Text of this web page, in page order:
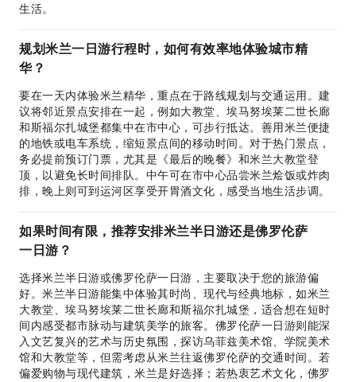
生活。
规划米兰一日游行程时，如何有效率地体验城市精
华？
要在一天内体验米兰精华，重点在于路线规划与交通运用。建
议将邻近景点安排在一起，例如大教堂、埃马努埃莱二世长廊
和斯福尔扎城堡都集中在市中心，可步行抵达。善用米兰便捷
的地铁或电车系统，缩短景点间的移动时间。对于热门景点，
务必提前预订门票，尤其是《最后的晚餐》和米兰大教堂登
顶，以避免长时间排队。中午可在市中心品尝米兰烩饭或炸肉
排，晚上则可到运河区享受开胃酒文化，感受当地生活步调。
如果时间有限，推荐安排米兰半日游还是佛罗伦萨
一日游？
选择米兰半日游或佛罗伦萨一日游，主要取决于您的旅游偏
好。米兰半日游能集中体验其时尚、现代与经典地标，如米兰
大教堂、埃马努埃莱二世长廊和斯福尔扎城堡，适合想在短时
间内感受都市脉动与建筑美学的旅客。佛罗伦萨一日游则能深
入文艺复兴的艺术与历史氛围，探访乌菲兹美术馆、学院美术
馆和大教堂等，但需考虑从米兰往返佛罗伦萨的交通时间。若
偏爱购物与现代建筑，米兰是好选择；若热衷艺术文化，佛罗